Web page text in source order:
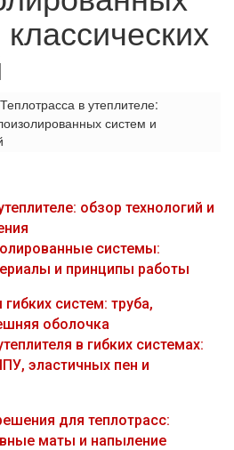
Теплотрасса в утеплителе:
систем и
обзор технологий и
системы:
и принципы работы
систем: труба,
оболочка
в гибких системах:
эластичных пен и
для теплотрасс:
маты и напыление